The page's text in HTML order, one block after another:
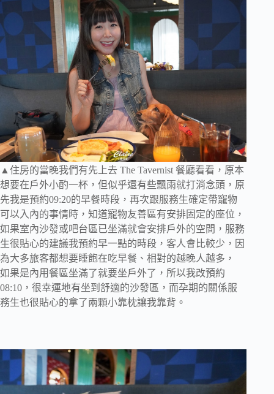
▲住房的當晚我們有先上去 The Tavernist 餐廳看看，原本
想要在戶外小酌一杯，但似乎還有些飄雨就打消念頭，原
先我是預約09:20的早餐時段，再次跟服務生確定帶寵物
可以入內的事情時，知道寵物友善區有安排固定的座位，
如果室內沙發或吧台區已坐滿就會安排戶外的空間，服務
生很貼心的建議我預約早一點的時段，客人會比較少，因
為大多旅客都想要睡飽在吃早餐、相對的越晚人越多，
如果是內用餐區坐滿了就要坐戶外了，所以我改預約
08:10，很幸運地有坐到舒適的沙發區，而孕期的關係服
務生也很貼心的拿了兩顆小靠枕讓我靠背。